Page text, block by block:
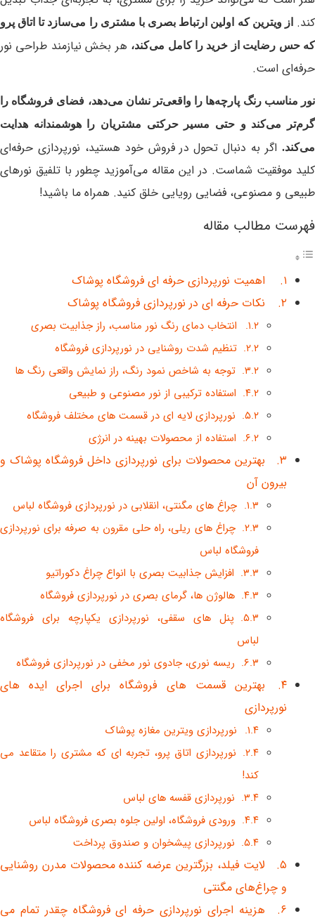
کند. از ویترین که اولین ارتباط بصری با مشتری را می‌سازد تا اتاق پرو
که حس رضایت از خرید را کامل می‌کند، هر بخش نیازمند طراحی نور
حرفه‌ای است.
نور مناسب رنگ پارچه‌ها را واقعی‌تر نشان می‌دهد، فضای فروشگاه را
گرم‌تر می‌کند و حتی مسیر حرکتی مشتریان را هوشمندانه هدایت
می‌کند. اگر به دنبال تحول در فروش خود هستید، نورپردازی حرفه‌ای
کلید موفقیت شماست. در این مقاله می‌آموزید چطور با تلفیق نورهای
طبیعی و مصنوعی، فضایی رویایی خلق کنید. همراه ما باشید!
فهرست مطالب مقاله
اهمیت نورپردازی حرفه ای فروشگاه پوشاک
نکات حرفه ای در نورپردازی فروشگاه پوشاک
انتخاب دمای رنگ نور مناسب، راز جذابیت بصری
تنظیم شدت روشنایی در نورپردازی فروشگاه
توجه به شاخص نمود رنگ، راز نمایش واقعی رنگ ها
استفاده ترکیبی از نور مصنوعی و طبیعی
نورپردازی لایه ای در قسمت های مختلف فروشگاه
استفاده از محصولات بهینه در انرژی
بهترین محصولات برای نورپردازی داخل فروشگاه پوشاک و
بیرون آن
چراغ های مگنتی، انقلابی در نورپردازی فروشگاه لباس
چراغ های ریلی، راه حلی مقرون به صرفه برای نورپردازی
فروشگاه لباس
افزایش جذابیت بصری با انواع چراغ دکوراتیو
هالوژن ها، گرمای بصری در نورپردازی فروشگاه
پنل های سقفی، نورپردازی یکپارچه برای فروشگاه
لباس
ریسه نوری، جادوی نور مخفی در نورپردازی فروشگاه
بهترین قسمت های فروشگاه برای اجرای ایده های
نورپردازی
نورپردازی ویترین مغازه پوشاک
نورپردازی اتاق پرو، تجربه ای که مشتری را متقاعد می
کند!
نورپردازی قفسه های لباس
ورودی فروشگاه، اولین جلوه بصری فروشگاه لباس
نورپردازی پیشخوان و صندوق پرداخت
لایت فیلد، بزرگترین عرضه کننده محصولات مدرن روشنایی
و چراغ‌های مگنتی
هزینه اجرای نورپردازی حرفه ای فروشگاه چقدر تمام می